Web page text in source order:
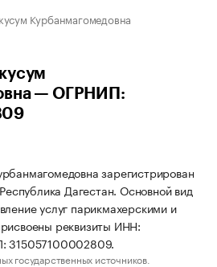
Курбанмагомедовна
— ОГРНИП:
зарегистрирован
Дагестан. Основной вид
услуг парикмахерскими и
реквизиты ИНН:
315057100002809.
государственных источников.